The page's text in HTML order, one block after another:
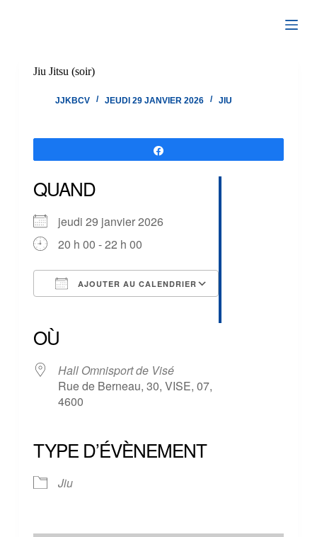
Jiu Jitsu (soir)
JJKBCV JEUDI 29 JANVIER 2026 JIU
QUAND
jeudi 29 janvier 2026
20 h 00 - 22 h 00
AJOUTER AU CALENDRIER
OÙ
Hall Omnisport de Visé
Rue de Berneau, 30, VISE, 07,
4600
TYPE D’ÉVÈNEMENT
Jiu